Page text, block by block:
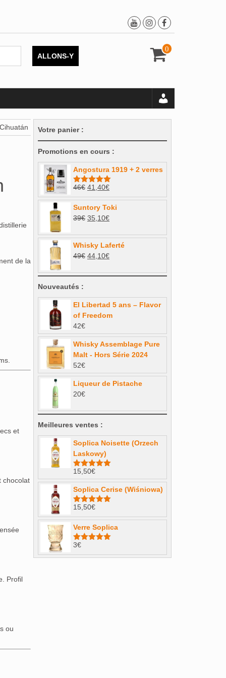
0
ALLONS-Y
de la
et
chocolat
Profil
ou
Votre panier :
Promotions en cours :
Angostura 1919 + 2 verres
Note5.00
sur 5
46€ Le
prix
initial
était :
41,40€Le
prix
actuel
est :
Suntory Toki
39€ Le
initial
était :
39€.
35,10€Le
actuel
est :
35,10€.
Whisky Laferté
49€ Le
initial
49€.
44,10€Le
actuel
44,10€.
Nouveautés :
El Libertad 5 ans – Flavor
of Freedom
42€
Whisky Assemblage Pure
Malt - Hors Série 2024
52€
Liqueur de Pistache
20€
Meilleures ventes :
Soplica Noisette (Orzech
Laskowy)
Note4.98
sur 5
15,50€
Soplica Cerise (Wiśniowa)
Note5.00
sur 5
15,50€
Verre Soplica
Note
sur 5
3€